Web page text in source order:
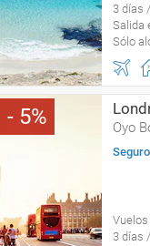
3 días
Salida
Sólo
5 Oyo
3 días